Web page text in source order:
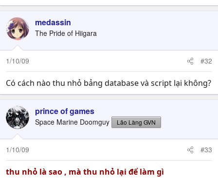
medassin
The Pride of Hiigara
1/10/09 #32
Có cách nào thu nhỏ bảng database và script lại không?
prince of games
Space Marine Doomguy Lão Làng GVN
1/10/09 #33
thu nhỏ là sao , mà thu nhỏ lại để làm gì